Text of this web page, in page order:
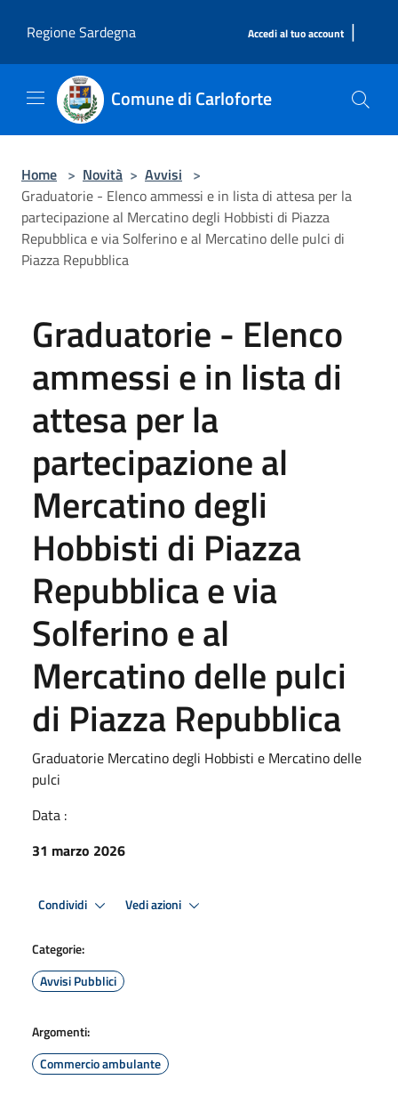
Regione Sardegna
Accedi al tuo account |
Comune di Carloforte
Home > Novità > Avvisi >
Graduatorie - Elenco ammessi e in lista di attesa per la
partecipazione al Mercatino degli Hobbisti di Piazza
Repubblica e via Solferino e al Mercatino delle pulci di
Piazza Repubblica
Graduatorie - Elenco
ammessi e in lista di
attesa per la
partecipazione al
Mercatino degli
Hobbisti di Piazza
Repubblica e via
Solferino e al
Mercatino delle pulci
di Piazza Repubblica
Graduatorie Mercatino degli Hobbisti e Mercatino delle
pulci
Data :
31 marzo 2026
Condividi Vedi azioni
Categorie:
Avvisi Pubblici
Argomenti:
Commercio ambulante